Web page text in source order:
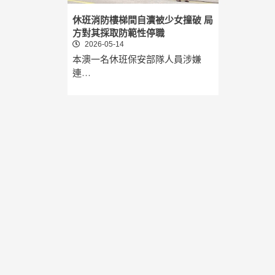
休班消防樓梯間自瀆被少女撞破 局
方對其採取防範性停職
2026-05-14
本澳一名休班保安部隊人員涉嫌
連…